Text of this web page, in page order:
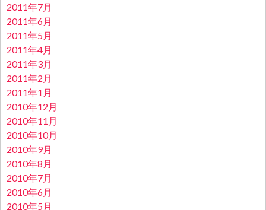
2011年7月
2011年6月
2011年5月
2011年4月
2011年3月
2011年2月
2011年1月
2010年12月
2010年11月
2010年10月
2010年9月
2010年8月
2010年7月
2010年6月
2010年5月